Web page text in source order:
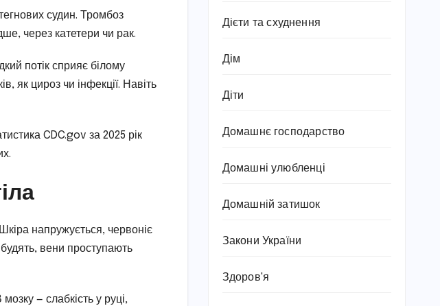
судин. Тромбоз
через катетери чи рак.
потік сприяє білому
як цироз чи інфекції. Навіть
CDC.gov за 2025 рік
напружується, червоніє
вени проступають
— слабкість у руці,
Дієти та схуднення
Дім
Діти
Домашнє господарство
Домашні улюбленці
Домашній затишок
Закони України
Здоров'я